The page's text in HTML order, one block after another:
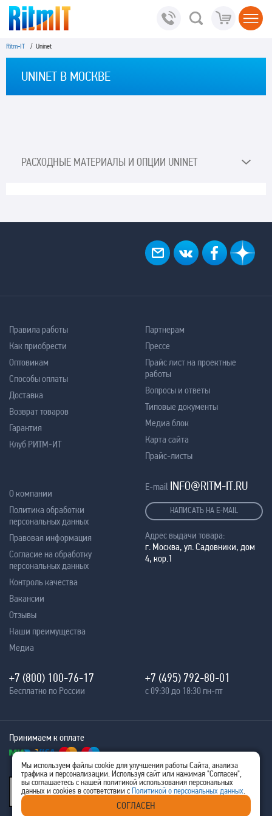
Ritm-IT / Uninet
UNINET В МОСКВЕ
РАСХОДНЫЕ МАТЕРИАЛЫ И ОПЦИИ UNINET
Правила работы
Как приобрести
Оптовикам
Способы оплаты
Доставка
Возврат товаров
Гарантия
Клуб РИТМ-ИТ
Партнерам
Прессе
Прайс лист на проектные
работы
Вопросы и ответы
Типовые документы
Медиа блок
Карта сайта
Прайс-листы
О компании
Политика обработки
персональных данных
Правовая информация
Согласие на обработку
персональных данных
Контроль качества
Вакансии
Отзывы
Наши преимущества
Медиа
E-mail INFO@RITM-IT.RU
НАПИСАТЬ НА E-MAIL
Адрес выдачи товара:
г. Москва, ул. Садовники, дом
4, кор.1
+7 (800) 100-76-17
Бесплатно по России
+7 (495) 792-80-01
с 09:30 до 18:30 пн-пт
Принимаем к оплате
® 2005 - 2026
Ritm-IT
Мы используем файлы cookie для улучшения работы Сайта, анализа
трафика и персонализации. Используя сайт или нажимая "Согласен",
вы соглашаетесь с нашей политикой использования персональных
данных и cookies в соответствии с Политикой о персональных данных
СОГЛАСЕН